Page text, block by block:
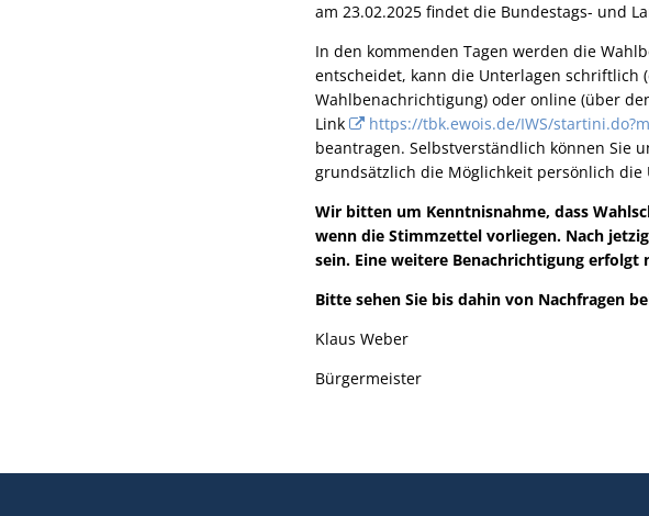
am 23.02.2025 findet die Bundestags- und
In den kommenden Tagen werden die
entscheidet, kann die Unterlagen schriftlich
Wahlbenachrichtigung) oder online (über
Link
https://tbk.ewois.de/IWS/
beantragen. Selbstverständlich können Sie
grundsätzlich die Möglichkeit persönlich
Wir bitten um Kenntnisnahme, dass
wenn die Stimmzettel vorliegen. Nach
sein. Eine weitere Benachrichtigung erfolgt
Bitte sehen Sie bis dahin von Nachfragen
Klaus Weber
Bürgermeister